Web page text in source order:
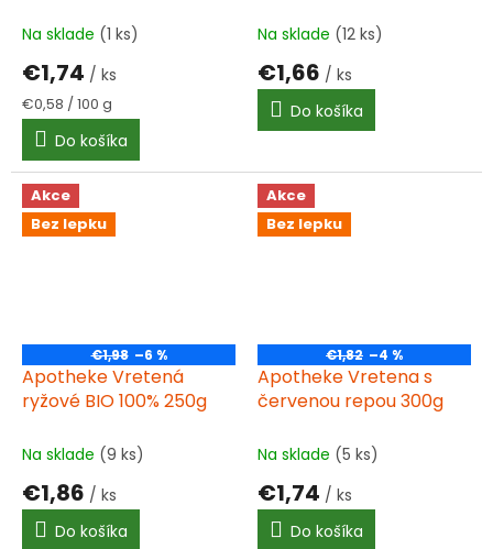
Na sklade (1 ks)
€1,74 / ks
Jednotková
cena:
€0,58 / 100 g
Do košíka
Na sklade (12 ks)
€1,66 / ks
Do košíka
Akce
Bez lepku
€1,98 –6 %
Apotheke Vretená
ryžové BIO 100% 250g
Na sklade (9 ks)
€1,86 / ks
Do košíka
Akce
Bez lepku
€1,82 –4 %
Apotheke Vretena s
červenou repou 300g
Na sklade (5 ks)
€1,74 / ks
Do košíka